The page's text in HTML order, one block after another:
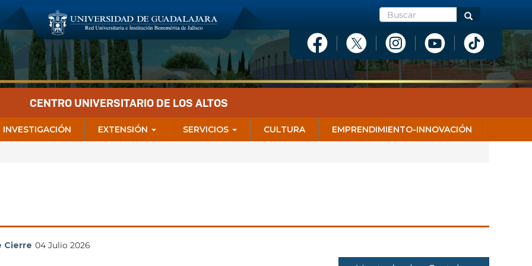
Buscar Buscar
CENTRO UNIVERSITARIO DE LOS ALTOS
INVESTIGACIÓN EXTENSIÓN SERVICIOS CULTURA EMPRENDIMIENTO-INNOVACIÓN
Cierre 04 Julio 2026